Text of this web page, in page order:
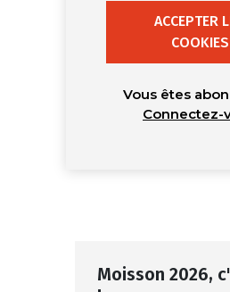
ACCEPTER
COOKIES
Vous êtes
Connectez-
Moisson 2026,